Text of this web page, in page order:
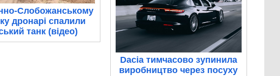
Слобожанському
дронарі спалили
танк (відео)
Dacia тимчасово зупинила
виробництво через посуху